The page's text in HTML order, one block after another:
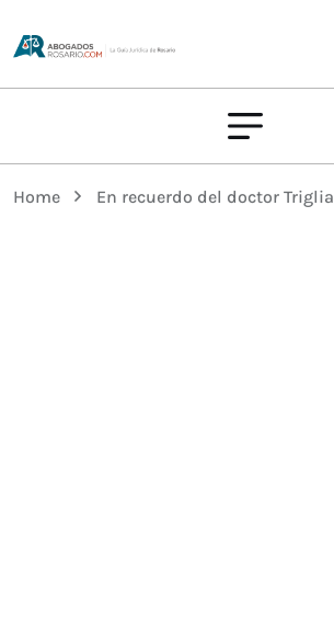
Home En recuerdo del doctor Triglia